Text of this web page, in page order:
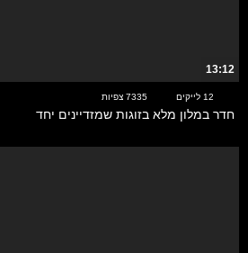
13:12
12 לייקים 7335 צפיות
חדר במלון מלא בזוגות שמזדיינים יחד